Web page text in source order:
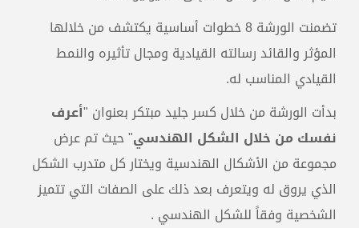
تضمنت الورشة 8 خطوات أساسية يكتشف من خلالها
المؤثر والقائد رسالته القيادية ومجال تأثيره والنمط
القيادي المناسب له.
بدأت الورشة من خلال كسر جليد مبتكر بعنوان "أعرف
نفسك من خلال الشكل الهندسي" حيث تم عرض
مجموعة من الأشكال الهندسية ويختار كل متدرب الشكل
الذي يروق له ويتعرف بعد ذلك على الصفات التي تتميز
الشخصية وفقاً للشكل الهندسي .